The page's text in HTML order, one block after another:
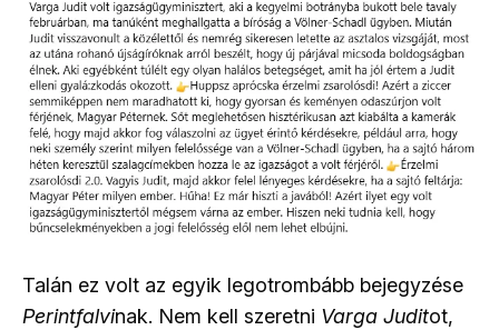
Talán ez volt az egyik legotrombább bejegyzése
Perintfalvinak. Nem kell szeretni Varga Juditot,